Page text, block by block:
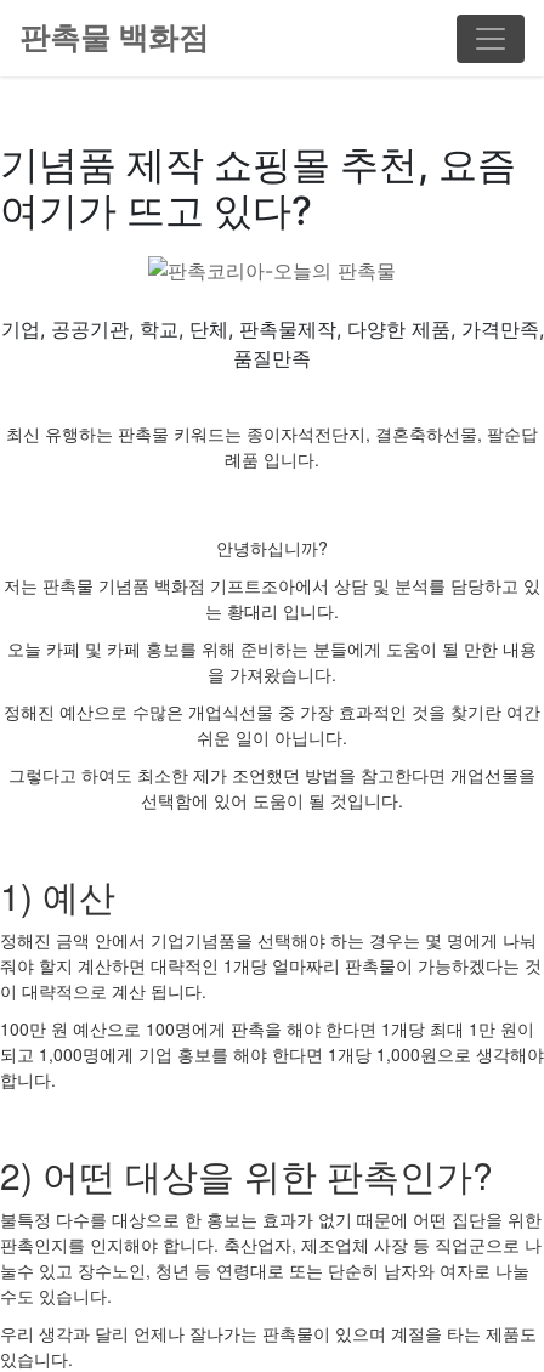
판촉물 백화점
기념품 제작 쇼핑몰 추천, 요즘
여기가 뜨고 있다?
기업, 공공기관, 학교, 단체, 판촉물제작, 다양한 제품, 가격만족,
품질만족
최신 유행하는 판촉물 키워드는 종이자석전단지, 결혼축하선물, 팔순답
례품 입니다.
안녕하십니까?
저는 판촉물 기념품 백화점 기프트조아에서 상담 및 분석를 담당하고 있
는 황대리 입니다.
오늘 카페 및 카페 홍보를 위해 준비하는 분들에게 도움이 될 만한 내용
을 가져왔습니다.
정해진 예산으로 수많은 개업식선물 중 가장 효과적인 것을 찾기란 여간
쉬운 일이 아닙니다.
그렇다고 하여도 최소한 제가 조언했던 방법을 참고한다면 개업선물을
선택함에 있어 도움이 될 것입니다.
1) 예산
정해진 금액 안에서 기업기념품을 선택해야 하는 경우는 몇 명에게 나눠
줘야 할지 계산하면 대략적인 1개당 얼마짜리 판촉물이 가능하겠다는 것
이 대략적으로 계산 됩니다.
100만 원 예산으로 100명에게 판촉을 해야 한다면 1개당 최대 1만 원이
되고 1,000명에게 기업 홍보를 해야 한다면 1개당 1,000원으로 생각해야
합니다.
2) 어떤 대상을 위한 판촉인가?
불특정 다수를 대상으로 한 홍보는 효과가 없기 때문에 어떤 집단을 위한
판촉인지를 인지해야 합니다. 축산업자, 제조업체 사장 등 직업군으로 나
눌수 있고 장수노인, 청년 등 연령대로 또는 단순히 남자와 여자로 나눌
수도 있습니다.
우리 생각과 달리 언제나 잘나가는 판촉물이 있으며 계절을 타는 제품도
있습니다.